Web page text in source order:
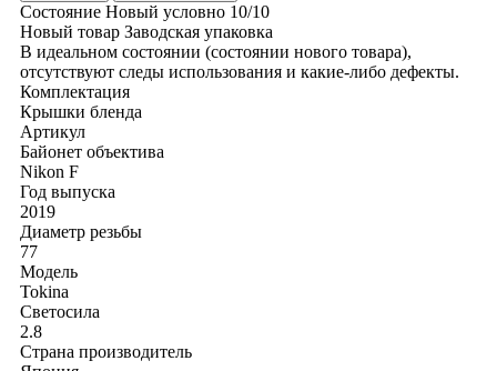
Состояние Новый условно 10/10
Новый товар Заводская упаковка
В идеальном состоянии (состоянии нового товара),
отсутствуют следы использования и какие-либо дефекты.
Комплектация
Крышки бленда
Артикул
Байонет объектива
Nikon F
Год выпуска
2019
Диаметр резьбы
77
Модель
Tokina
Светосила
2.8
Страна производитель